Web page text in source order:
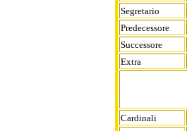
Segretario
Predecessore
Successore
Extra
Cardinali